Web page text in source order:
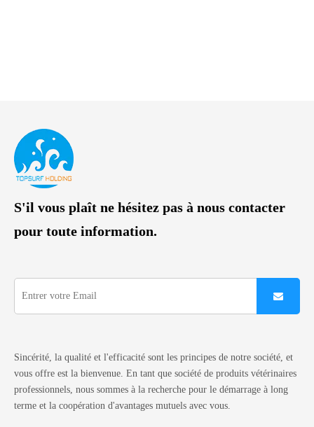
S'il vous plaît ne hésitez pas à nous contacter
pour toute information.
Sincérité, la qualité et l'efficacité sont les principes de notre société, et
vous offre est la bienvenue. En tant que société de produits vétérinaires
professionnels, nous sommes à la recherche pour le démarrage à long
terme et la coopération d'avantages mutuels avec vous.